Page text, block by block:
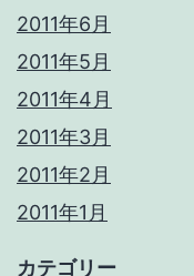
2011年6月
2011年5月
2011年4月
2011年3月
2011年2月
2011年1月
カテゴリー